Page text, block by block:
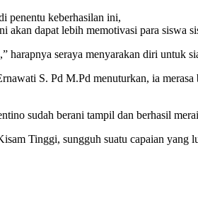
penentu keberhasilan ini,
dapat lebih memotivasi para siswa
seraya menyarakan diri untuk
S. Pd M.Pd menuturkan, ia
sudah berani tampil dan berhasil
Tinggi, sungguh suatu capaian yang